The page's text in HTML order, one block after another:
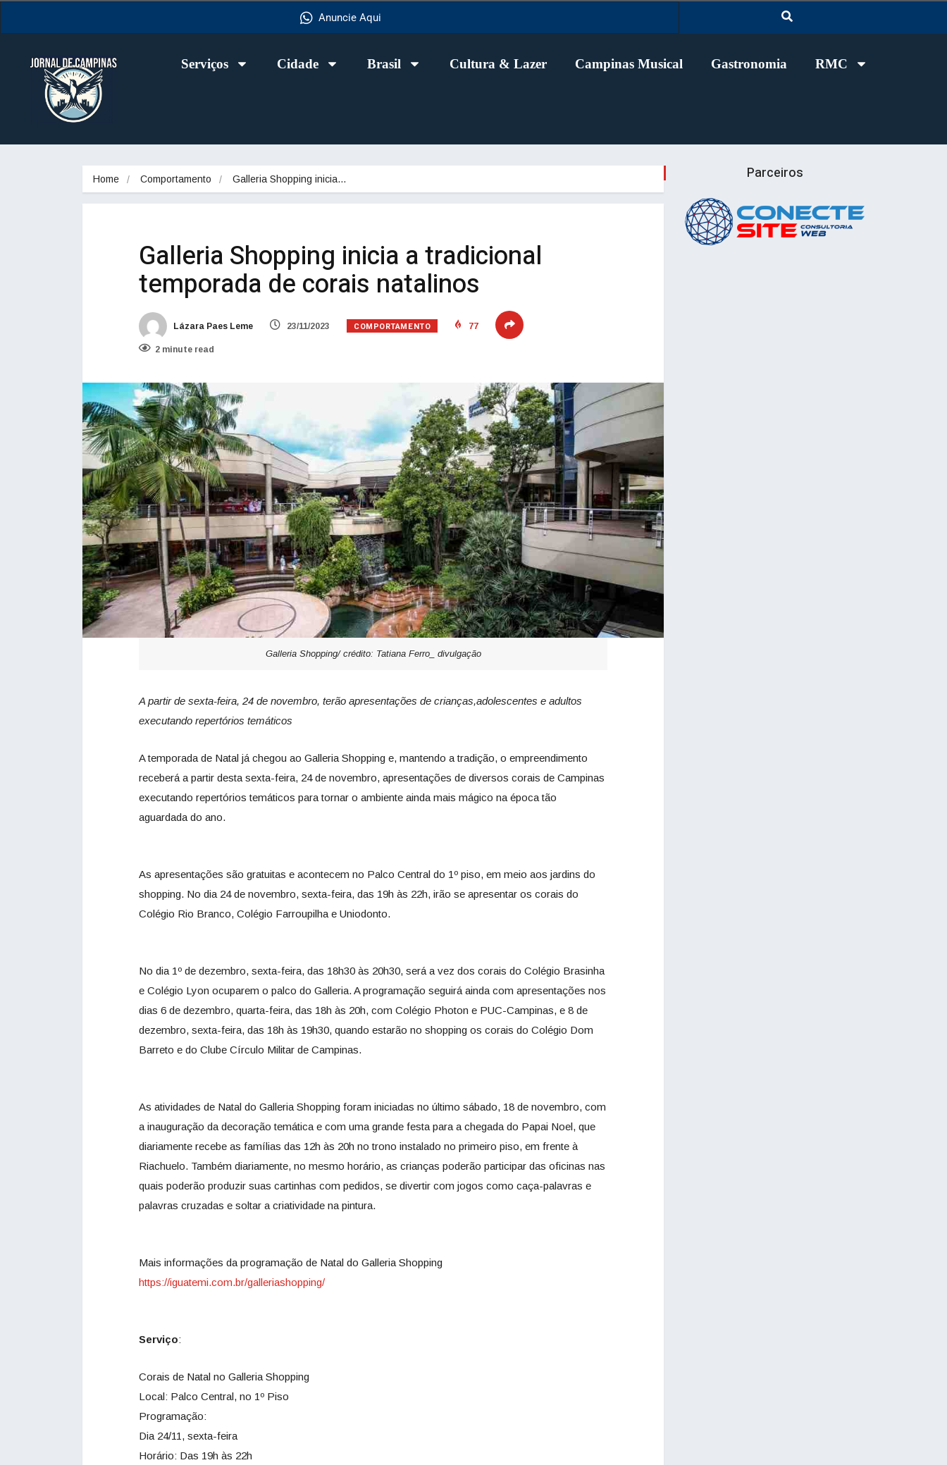
Anuncie Aqui
Serviços Cidade Brasil Cultura & Lazer Campinas Musical Gastronomia RMC
Home Comportamento Galleria Shopping inicia…
Galleria Shopping inicia a tradicional
temporada de corais natalinos
Lázara Paes Leme 23/11/2023 COMPORTAMENTO 77
2 minute read
Galleria Shopping/ crédito: Tatiana Ferro_ divulgação
A partir de sexta-feira, 24 de novembro, terão apresentações de crianças,adolescentes e adultos
executando repertórios temáticos
A temporada de Natal já chegou ao Galleria Shopping e, mantendo a tradição, o empreendimento
receberá a partir desta sexta-feira, 24 de novembro, apresentações de diversos corais de Campinas
executando repertórios temáticos para tornar o ambiente ainda mais mágico na época tão
aguardada do ano.
As apresentações são gratuitas e acontecem no Palco Central do 1º piso, em meio aos jardins do
shopping. No dia 24 de novembro, sexta-feira, das 19h às 22h, irão se apresentar os corais do
Colégio Rio Branco, Colégio Farroupilha e Uniodonto.
No dia 1º de dezembro, sexta-feira, das 18h30 às 20h30, será a vez dos corais do Colégio Brasinha
e Colégio Lyon ocuparem o palco do Galleria. A programação seguirá ainda com apresentações nos
dias 6 de dezembro, quarta-feira, das 18h às 20h, com Colégio Photon e PUC-Campinas, e 8 de
dezembro, sexta-feira, das 18h às 19h30, quando estarão no shopping os corais do Colégio Dom
Barreto e do Clube Círculo Militar de Campinas.
As atividades de Natal do Galleria Shopping foram iniciadas no último sábado, 18 de novembro, com
a inauguração da decoração temática e com uma grande festa para a chegada do Papai Noel, que
diariamente recebe as famílias das 12h às 20h no trono instalado no primeiro piso, em frente à
Riachuelo. Também diariamente, no mesmo horário, as crianças poderão participar das oficinas nas
quais poderão produzir suas cartinhas com pedidos, se divertir com jogos como caça-palavras e
palavras cruzadas e soltar a criatividade na pintura.
Mais informações da programação de Natal do Galleria Shopping
https://iguatemi.com.br/galleriashopping/
Serviço:
Corais de Natal no Galleria Shopping
Local: Palco Central, no 1º Piso
Programação:
Dia 24/11, sexta-feira
Horário: Das 19h às 22h
Parceiros